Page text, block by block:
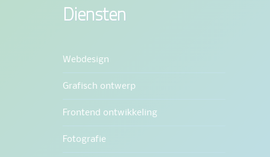
Diensten
Webdesign
Grafisch ontwerp
Frontend ontwikkeling
Fotografie